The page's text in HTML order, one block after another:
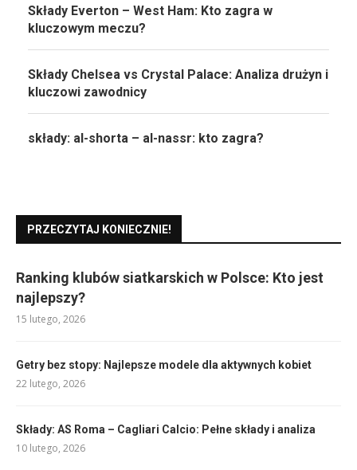
Składy Everton – West Ham: Kto zagra w
kluczowym meczu?
Składy Chelsea vs Crystal Palace: Analiza drużyn i
kluczowi zawodnicy
składy: al-shorta – al-nassr: kto zagra?
PRZECZYTAJ KONIECZNIE!
Ranking klubów siatkarskich w Polsce: Kto jest
najlepszy?
15 lutego, 2026
Getry bez stopy: Najlepsze modele dla aktywnych kobiet
22 lutego, 2026
Składy: AS Roma – Cagliari Calcio: Pełne składy i analiza
10 lutego, 2026